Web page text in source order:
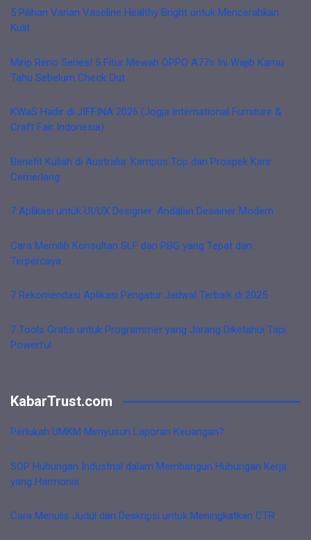
5 Pilihan Varian Vaseline Healthy Bright untuk Mencerahkan
Kulit
Mirip Reno Series! 5 Fitur Mewah OPPO A77s Ini Wajib Kamu
Tahu Sebelum Check Out
KWaS Hadir di JIFFINA 2026 (Jogja International Furniture &
Craft Fair Indonesia)
Benefit Kuliah di Australia: Kampus Top dan Prospek Karir
Cemerlang
7 Aplikasi untuk UI/UX Designer: Andalan Desainer Modern
Cara Memilih Konsultan SLF dan PBG yang Tepat dan
Terpercaya
7 Rekomendasi Aplikasi Pengatur Jadwal Terbaik di 2025
7 Tools Gratis untuk Programmer yang Jarang Diketahui Tapi
Powerful
KabarTrust.com
Perlukah UMKM Menyusun Laporan Keuangan?
SOP Hubungan Industrial dalam Membangun Hubungan Kerja
yang Harmonis
Cara Menulis Judul dan Deskripsi untuk Meningkatkan CTR